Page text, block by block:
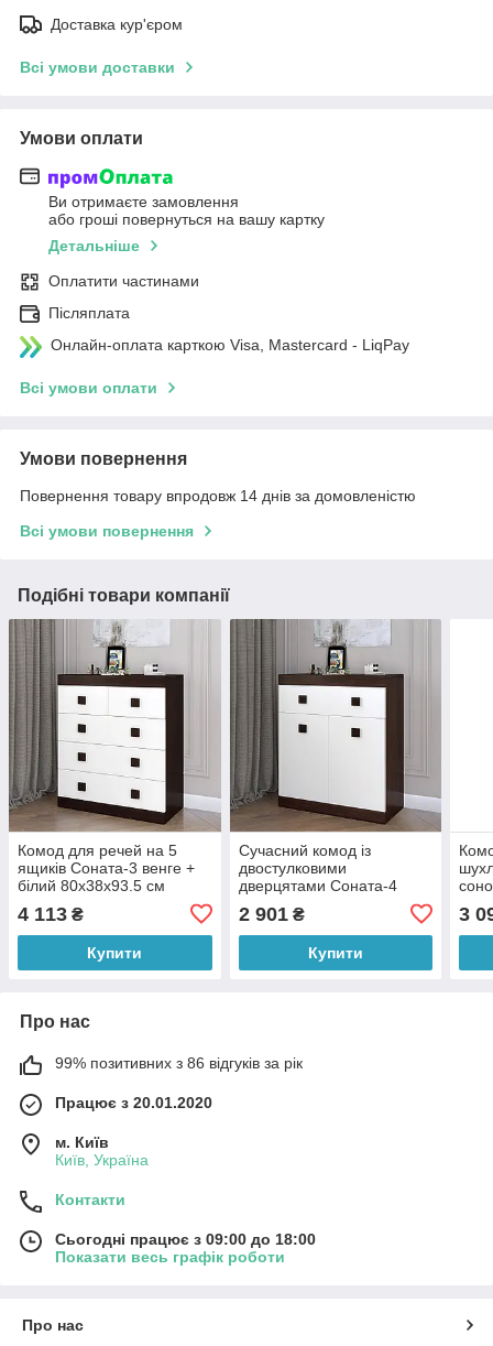
Доставка кур'єром
Всі умови доставки
Умови оплати
Ви отримаєте замовлення
або гроші повернуться на вашу картку
Детальніше
Оплатити частинами
Післяплата
Онлайн-оплата карткою Visa, Mastercard - LiqPay
Всі умови оплати
Умови повернення
Повернення товару впродовж 14 днів за домовленістю
Всі умови повернення
Подібні товари компанії
Комод для речей на 5
ящиків Соната-3 венге +
білий 80х38х93.5 см
4 113 ₴
Купити
Сучасний комод із
двостулковими
дверцятами Соната-4
венге/білий 80х38х93.5 см
Еверест
2 901₴
Купити
3
Про нас
99% позитивних з 86 відгуків за рік
Працює з 20.01.2020
м. Київ
Київ, Україна
Контакти
Сьогодні працює з 09:00 до 18:00
Показати весь графік роботи
Про нас